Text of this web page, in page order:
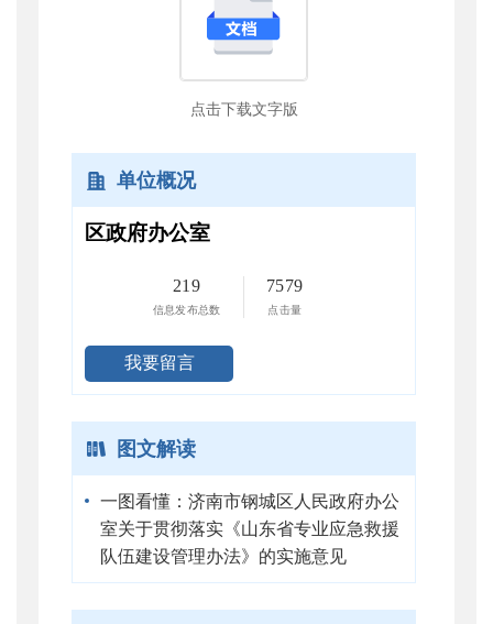
点击下载文字版
单位概况
区政府办公室
219
信息发布总数
7579
点击量
我要留言
图文解读
一图看懂：济南市钢城区人民政府办公
室关于贯彻落实《山东省专业应急救援
队伍建设管理办法》的实施意见